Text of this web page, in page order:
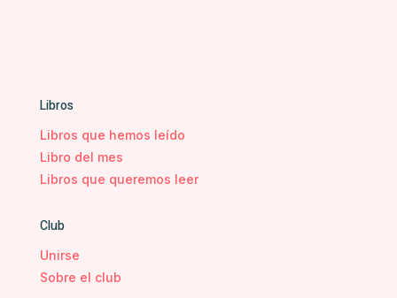
Libros
Libros que hemos leído
Libro del mes
Libros que queremos leer
Club
Unirse
Sobre el club